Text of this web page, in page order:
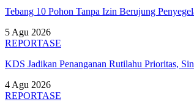
Tebang 10 Pohon Tanpa Izin Berujung
5 Agu 2026
REPORTASE
KDS Jadikan Penanganan Rutilahu Prioritas,
4 Agu 2026
REPORTASE